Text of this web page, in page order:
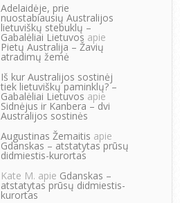
Adelaidėje, prie
nuostabiausių Australijos
lietuviškų stebuklų –
Gabalėliai Lietuvos apie
Pietų Australija – Žavių
atradimų žemė
Iš kur Australijos sostinėj
tiek lietuviškų paminklų? –
Gabalėliai Lietuvos apie
Sidnėjus ir Kanbera – dvi
Australijos sostinės
Augustinas Žemaitis apie
Gdanskas – atstatytas prūsų
didmiestis-kurortas
Kate M. apie Gdanskas –
atstatytas prūsų didmiestis-
kurortas